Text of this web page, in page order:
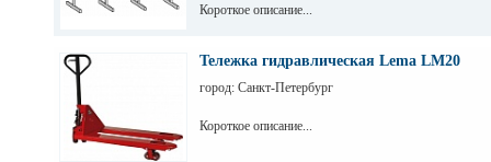
Короткое описание...
Тележка гидравлическая Lema LM20
город: Санкт-Петербург
Короткое описание...